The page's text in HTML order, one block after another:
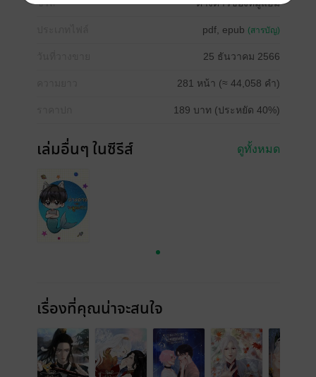
ซีรีส์ ต่างดาวของหมูแฮม
pdf, epub (สารบัญ)
25 ธันวาคม 2566
281 หน้า (≈ 44,058 คำ)
189 บาท (ประหยัด 40%)
เล่มอื่นๆ ในซีรีส์ ดูทั้งหมด
เรื่องที่คุณน่าจะสนใจ